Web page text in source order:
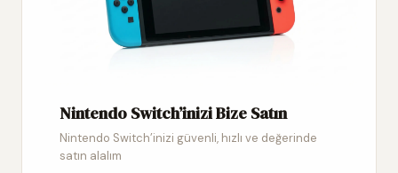
Nintendo Switch’inizi Bize Satın
Nintendo Switch’inizi güvenli, hızlı ve değerinde
satın alalım